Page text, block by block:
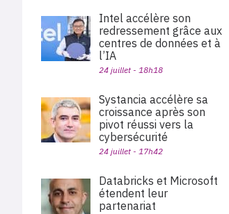
Intel accélère son
redressement grâce aux
centres de données et à
l’IA
24 juillet - 18h18
Systancia accélère sa
croissance après son
pivot réussi vers la
cybersécurité
24 juillet - 17h42
Databricks et Microsoft
étendent leur
partenariat